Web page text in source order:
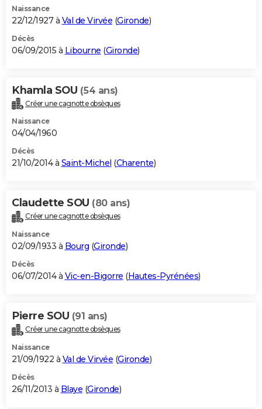
Naissance
22/12/1927 à Val de Virvée (Gironde)
Décès
06/09/2015 à Libourne (Gironde)
Khamla SOU (54 ans)
Créer une cagnotte obsèques
Naissance
04/04/1960
Décès
21/10/2014 à Saint-Michel (Charente)
Claudette SOU (80 ans)
Créer une cagnotte obsèques
Naissance
02/09/1933 à Bourg (Gironde)
Décès
06/07/2014 à Vic-en-Bigorre (Hautes-Pyrénées)
Pierre SOU (91 ans)
Créer une cagnotte obsèques
Naissance
21/09/1922 à Val de Virvée (Gironde)
Décès
26/11/2013 à Blaye (Gironde)